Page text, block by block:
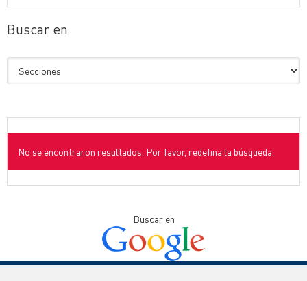
Buscar en
No se encontraron resultados. Por favor, redefina la búsqueda.
Buscar en